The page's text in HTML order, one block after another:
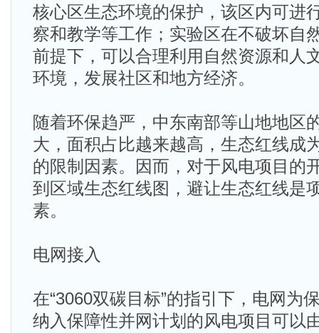
核心区生态环境的保护，该区内可进
察和教学等工作；实验区在不破坏自
前提下，可以合理利用自然资源和人
环境，发展社区和地方经济。
随着环保趋严，中东南部等山地地区
大，面积占比越来越高，生态红线成
的限制因素。因而，对于风电项目的
到区域生态红线图，避让生态红线是
素。
电网接入
在“3060双碳目标”的指引下，电网为
纳入保障性并网计划的风电项目可以